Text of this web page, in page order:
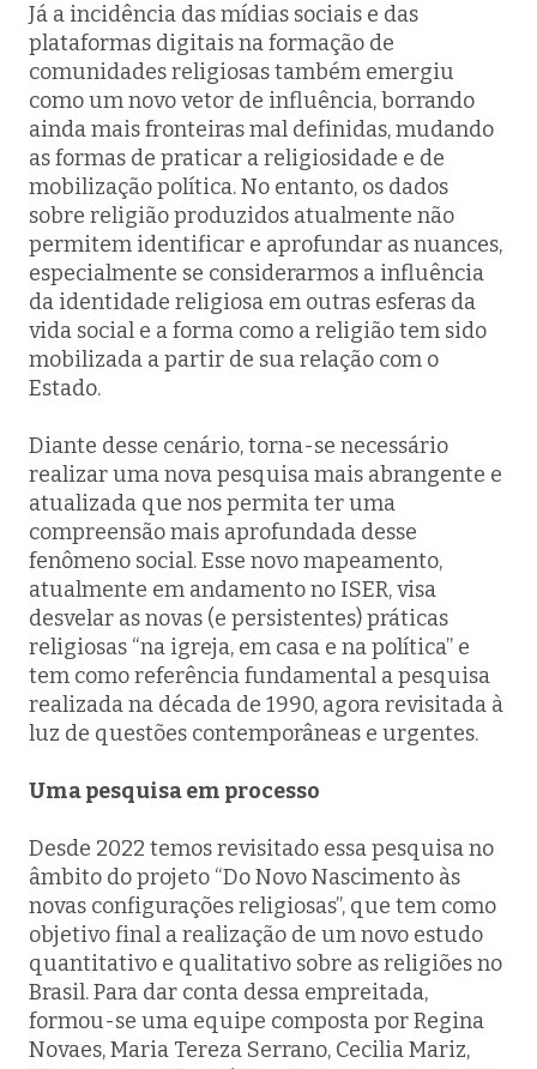
Já a incidência das mídias sociais e das
plataformas digitais na formação de
comunidades religiosas também emergiu
como um novo vetor de influência, borrando
ainda mais fronteiras mal definidas, mudando
as formas de praticar a religiosidade e de
mobilização política. No entanto, os dados
sobre religião produzidos atualmente não
permitem identificar e aprofundar as nuances,
especialmente se considerarmos a influência
da identidade religiosa em outras esferas da
vida social e a forma como a religião tem sido
mobilizada a partir de sua relação com o
Estado.
Diante desse cenário, torna-se necessário
realizar uma nova pesquisa mais abrangente e
atualizada que nos permita ter uma
compreensão mais aprofundada desse
fenômeno social. Esse novo mapeamento,
atualmente em andamento no ISER, visa
desvelar as novas (e persistentes) práticas
religiosas “na igreja, em casa e na política” e
tem como referência fundamental a pesquisa
realizada na década de 1990, agora revisitada à
luz de questões contemporâneas e urgentes.
Uma pesquisa em processo
Desde 2022 temos revisitado essa pesquisa no
âmbito do projeto “Do Novo Nascimento às
novas configurações religiosas”, que tem como
objetivo final a realização de um novo estudo
quantitativo e qualitativo sobre as religiões no
Brasil. Para dar conta dessa empreitada,
formou-se uma equipe composta por Regina
Novaes, Maria Tereza Serrano, Cecilia Mariz,